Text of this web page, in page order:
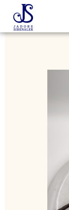
/Alle Produkte